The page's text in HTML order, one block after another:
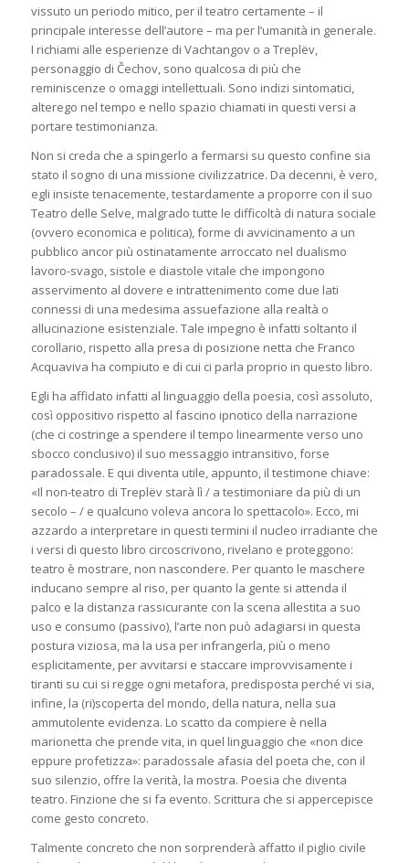
vissuto un periodo mitico, per il teatro certamente – il
principale interesse dell’autore – ma per l’umanità in generale.
I richiami alle esperienze di Vachtangov o a Treplëv,
personaggio di Čechov, sono qualcosa di più che
reminiscenze o omaggi intellettuali. Sono indizi sintomatici,
alterego nel tempo e nello spazio chiamati in questi versi a
portare testimonianza.
Non si creda che a spingerlo a fermarsi su questo confine sia
stato il sogno di una missione civilizzatrice. Da decenni, è vero,
egli insiste tenacemente, testardamente a proporre con il suo
Teatro delle Selve, malgrado tutte le difficoltà di natura sociale
(ovvero economica e politica), forme di avvicinamento a un
pubblico ancor più ostinatamente arroccato nel dualismo
lavoro-svago, sistole e diastole vitale che impongono
asservimento al dovere e intrattenimento come due lati
connessi di una medesima assuefazione alla realtà o
allucinazione esistenziale. Tale impegno è infatti soltanto il
corollario, rispetto alla presa di posizione netta che Franco
Acquaviva ha compiuto e di cui ci parla proprio in questo libro.
Egli ha affidato infatti al linguaggio della poesia, così assoluto,
così oppositivo rispetto al fascino ipnotico della narrazione
(che ci costringe a spendere il tempo linearmente verso uno
sbocco conclusivo) il suo messaggio intransitivo, forse
paradossale. E qui diventa utile, appunto, il testimone chiave:
«Il non-teatro di Treplëv starà lì / a testimoniare da più di un
secolo – / e qualcuno voleva ancora lo spettacolo». Ecco, mi
azzardo a interpretare in questi termini il nucleo irradiante che
i versi di questo libro circoscrivono, rivelano e proteggono:
teatro è mostrare, non nascondere. Per quanto le maschere
inducano sempre al riso, per quanto la gente si attenda il
palco e la distanza rassicurante con la scena allestita a suo
uso e consumo (passivo), l’arte non può adagiarsi in questa
postura viziosa, ma la usa per infrangerla, più o meno
esplicitamente, per avvitarsi e staccare improvvisamente i
tiranti su cui si regge ogni metafora, predisposta perché vi sia,
infine, la (ri)scoperta del mondo, della natura, nella sua
ammutolente evidenza. Lo scatto da compiere è nella
marionetta che prende vita, in quel linguaggio che «non dice
eppure profetizza»: paradossale afasia del poeta che, con il
suo silenzio, offre la verità, la mostra. Poesia che diventa
teatro. Finzione che si fa evento. Scrittura che si appercepisce
come gesto concreto.
Talmente concreto che non sorprenderà affatto il piglio civile